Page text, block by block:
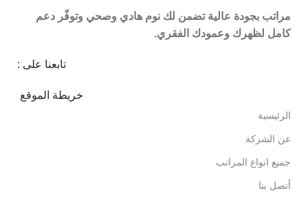
مراتب بجودة عالية تضمن لك نوم هادي وصحي وتوفّر دعم
كامل لظهرك وعمودك الفقري.
تابعنا على :
خريطة الموقع
الرئيسية
عن الشركة
جميع انواع المراتب
أتصل بنا